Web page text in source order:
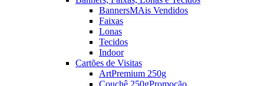
BannersMAis Vendidos
Faixas
Lonas
Tecidos
Indoor
Cartões de Visitas
ArtPremium 250g
Couchê 250gPromoção